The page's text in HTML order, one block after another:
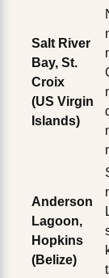
Salt River
Bay, St.
Croix
(US Virgin
Islands)
Anderson
Lagoon,
Hopkins
(Belize)